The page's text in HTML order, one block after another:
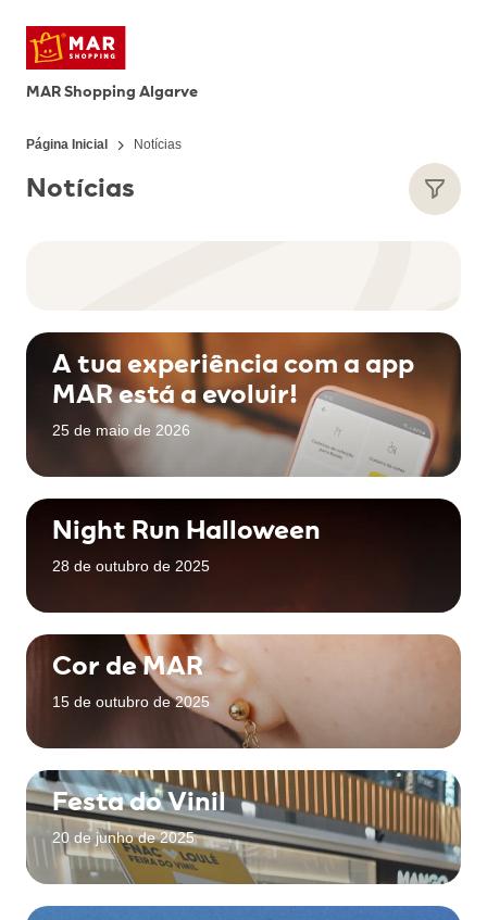
MAR Shopping Algarve
Página Inicial Notícias
Notícias
A tua experiência com a app
MAR está a evoluir!
25 de maio de 2026
Night Run Halloween
28 de outubro de 2025
Cor de MAR
15 de outubro de 2025
Festa do Vinil
20 de junho de 2025